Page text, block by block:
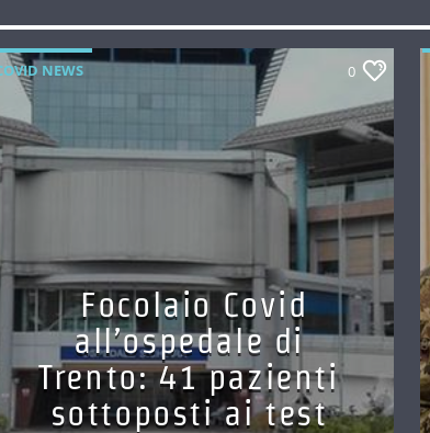
NEWS 0
Focolaio Covid
all’ospedale di
Trento: 41 pazienti
sottoposti ai test